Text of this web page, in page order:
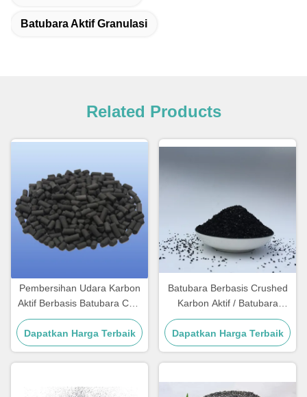
Batubara Aktif Granulasi
Related Products
Pembersihan Udara Karbon
Aktif Berbasis Batubara CAS
64365-11-3 Karbon Aktif
Kolom
Dapatkan Harga Terbaik
Batubara Berbasis Crushed
Karbon Aktif / Batubara
Karbon Aktif Untuk klarifikasi
Dapatkan Harga Terbaik